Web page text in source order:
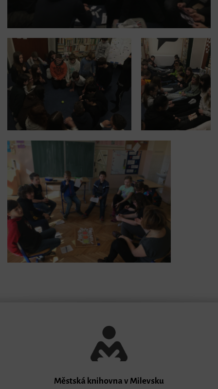
Městská knihovna v Milevsku